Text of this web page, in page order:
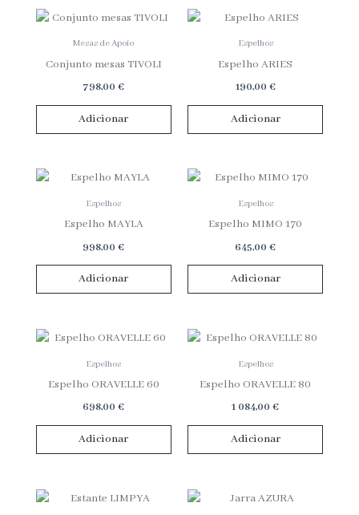
Mesas de Apoio
Conjunto mesas TIVOLI
798,00€
Adicionar
Espelhos
Espelho ARIES
190,00 €
Adicionar
Espelhos
Espelho MAYLA
998,00€
Adicionar
Espelhos
Espelho MIMO 170
645,00€
Adicionar
Espelhos
Espelho ORAVELLE 60
698,00€
Adicionar
Espelhos
Espelho ORAVELLE 80
1 084,00€
Adicionar